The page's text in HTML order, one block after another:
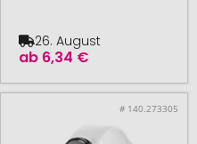
ab 6,34 €
26. August
# 140.273305